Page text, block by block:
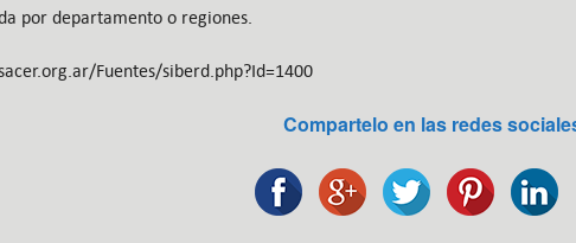
por departamento o regiones.
Fuentes/siberd.php?Id=1400
Compartelo en las redes